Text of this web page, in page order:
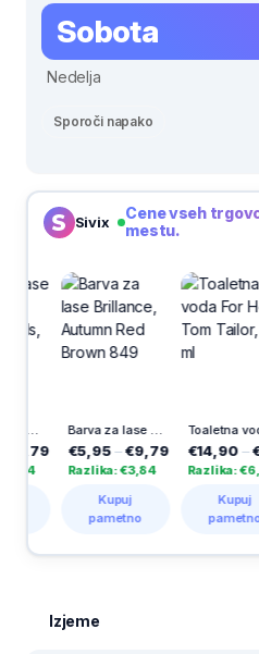
Sobota
Nedelja
Sporoči napako
Sivix
Cene vseh
mestu.
Barva za lase Brillance, Autumn Red Brown 849
€5,95 –€9,79
Razlika: €3,84
Kupuj
pametno
Toaletna voda For Her, Tom Tailor, 30 ml
€14,90 –
Razlika: €6,99
Kupuj
pametno
Izjeme